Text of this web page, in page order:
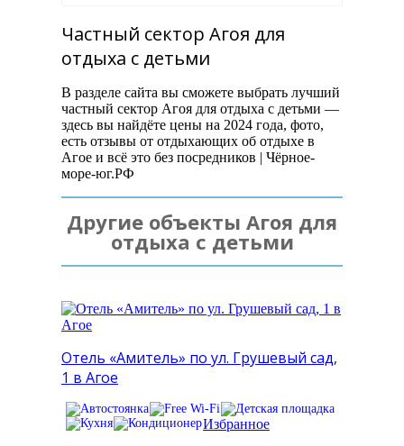
Частный сектор Агоя для
отдыха с детьми
В разделе сайта вы сможете выбрать лучший
частный сектор Агоя для отдыха с детьми —
здесь вы найдёте цены на 2024 года, фото,
есть отзывы от отдыхающих об отдыхе в
Агое и всё это без посредников | Чёрное-
море-юг.РФ
Другие объекты Агоя для
отдыха с детьми
Отель «Амитель» по ул. Грушевый сад,
1 в Агое
Избранное